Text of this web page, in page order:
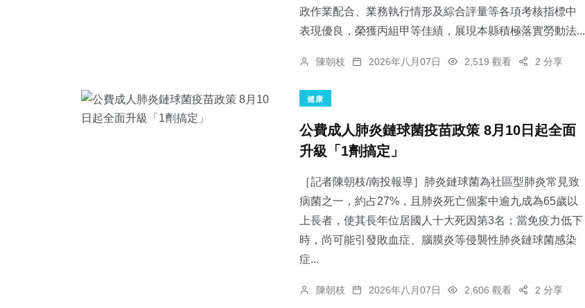
政作業配合、業務執行情形及綜合評量等各項考核指標中
表現優良，榮獲丙組甲等佳績，展現本縣積極落實勞動法...
陳朝枝 2026年八月07日 2,519 觀看 2 分享
健康
公費成人肺炎鏈球菌疫苗政策 8月10日起全面
升級「1劑搞定」
［記者陳朝枝/南投報導］肺炎鏈球菌為社區型肺炎常見致
病菌之一，約占27%，且肺炎死亡個案中逾九成為65歲以
上長者，使其長年位居國人十大死因第3名；當免疫力低下
時，尚可能引發敗血症、腦膜炎等侵襲性肺炎鏈球菌感染
症...
陳朝枝 2026年八月07日 2,606 觀看 2 分享